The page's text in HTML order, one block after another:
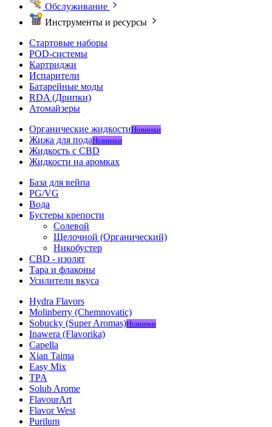
Обслуживание
Инструменты и ресурсы
Стартовые наборы
POD-системы
Картриджи
Испарители
Батарейные моды
RDA (Дрипки)
Атомайзеры
Органические жидкостиНовинки
Жижа для подаНовинки
Жидкость с CBD
Жидкости на аромках
База для вейпа
PG/VG
Вода
Бустеры крепости
Солевой
Щелочной (Органический)
Никобустер
CBD - изолят
Тара и флаконы
Усилители вкуса
Hydra Flavors
Molinberry (Chemnovatic)
Sobucky (Super Aromas)Новинки
Inawera (Flavorika)
Capella
Xian Taima
Easy Mix
TPA
Solub Arome
FlavourArt
Flavor West
Purilum